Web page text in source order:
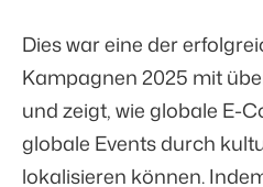
Dies war eine der
Kampagnen 2025 mit
und zeigt, wie globale E-
globale Events durch
lokalisieren können.